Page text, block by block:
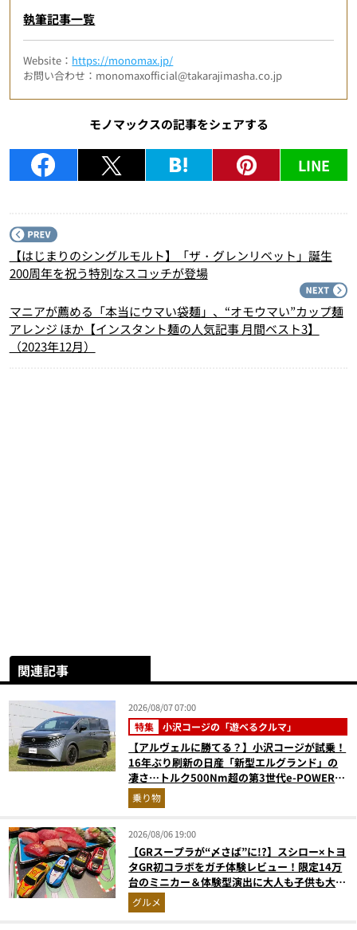
執筆記事一覧
Website： https://monomax.jp/
お問い合わせ：monomaxofficial@takarajimasha.co.jp
モノマックスの記事をシェアする
LINE
【はじまりのシングルモルト】「ザ・グレンリベット」誕生
200周年を祝う特別なスコッチが登場
マニアが薦める「本当にウマい袋麺」、“オモウマい”カップ麺
アレンジ ほか【インスタント麺の人気記事 月間ベスト3】
（2023年12月）
関連記事
2026/08/07 07:00
特集 小沢コージの「遊べるクルマ」
【アルヴェルに勝てる？】小沢コージが試乗！
16年ぶり刷新の日産「新型エルグランド」の
凄さ…トルク500Nm超の第3世代e-POWER＆
和の格調高きデザインを徹底チェック
乗り物
2026/08/06 19:00
【GRスープラが“〆さば”に!?】スシロー×トヨ
タGR初コラボをガチ体験レビュー！限定14万
台のミニカー＆体験型演出に大人も子供も大興
奮間違いなし
グルメ